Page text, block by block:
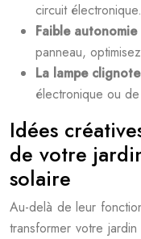
circuit électronique.
Faible autonomie
panneau,
La lampe
électronique ou
Idées
de votre
solaire
Au-delà de leur
transformer votre